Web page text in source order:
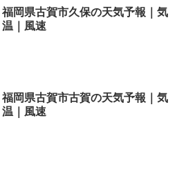
福岡県古賀市久保の天気予報｜気
温｜風速
福岡県古賀市古賀の天気予報｜気
温｜風速